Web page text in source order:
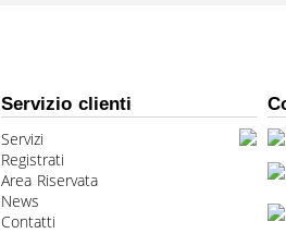
Servizio clienti
Servizi
Registrati
Area Riservata
News
Contatti